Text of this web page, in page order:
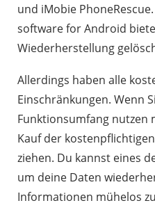
und iMobie
software for Android
Wiederherstellung
Allerdings haben alle
Einschränkungen. Wenn
Funktionsumfang nutzen
Kauf der
ziehen. Du kannst eines
um deine Daten
Informationen mühelos